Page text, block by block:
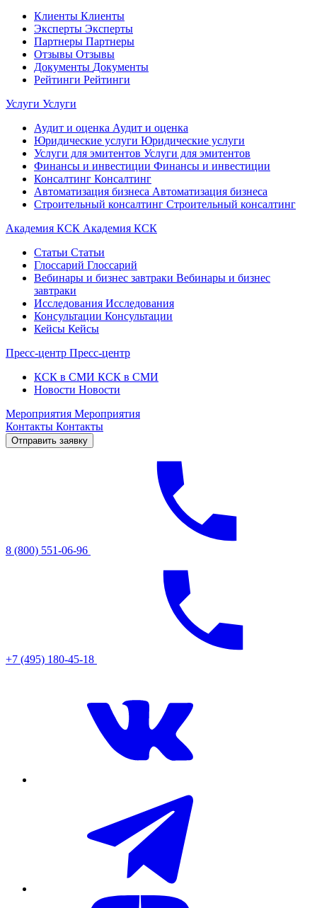
Клиенты Клиенты
Эксперты Эксперты
Партнеры Партнеры
Отзывы Отзывы
Документы Документы
Рейтинги Рейтинги
Услуги Услуги
Аудит и оценка Аудит и оценка
Юридические услуги Юридические услуги
Услуги для эмитентов Услуги для эмитентов
Финансы и инвестиции Финансы и инвестиции
Консалтинг Консалтинг
Автоматизация бизнеса Автоматизация бизнеса
Строительный консалтинг Строительный консалтинг
Академия КСК Академия КСК
Статьи Статьи
Глоссарий Глоссарий
Вебинары и бизнес завтраки Вебинары и бизнес
завтраки
Исследования Исследования
Консультации Консультации
Кейсы Кейсы
Пресс-центр Пресс-центр
КСК в СМИ КСК в СМИ
Новости Новости
Мероприятия Мероприятия
Контакты Контакты
Отправить заявку
8 (800) 551-06-96
+7 (495) 180-45-18